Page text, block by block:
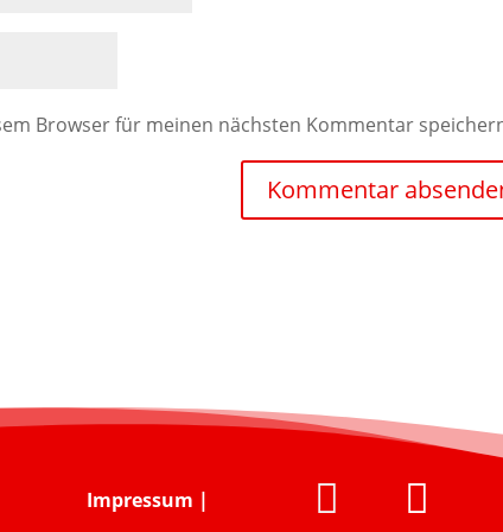
Browser für meinen nächsten Kommentar
Impressum |
 